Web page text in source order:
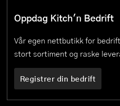
Oppdag Kitch'n Bedrift
Vår egen nettbutikk for
stort sortiment og raske
Registrer din bedrift